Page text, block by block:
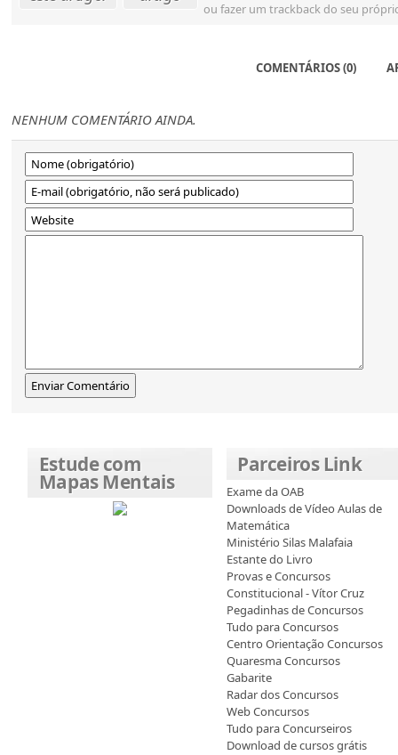
ou fazer um trackback do seu
COMENTÁRIOS (0)
NENHUM COMENTÁRIO AINDA.
Estude com
Mapas Mentais
Parceiros Link
Exame da OAB
Downloads de Vídeo Aulas de
Matemática
Ministério Silas Malafaia
Estante do Livro
Provas e Concursos
Constitucional - Vítor Cruz
Pegadinhas de Concursos
Tudo para Concursos
Centro Orientação Concursos
Quaresma Concursos
Gabarite
Radar dos Concursos
Web Concursos
Tudo para Concurseiros
Download de cursos grátis